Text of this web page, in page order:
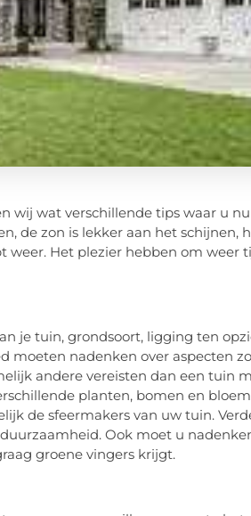
wij wat verschillende tips waar u
de zon is lekker aan het schijnen,
weer. Het plezier hebben om weer
je tuin, grondsoort, ligging ten
moeten nadenken over aspecten
andere vereisten dan een tuin
planten, bomen en
de sfeermakers van uw tuin.
Ook moet u
groene vingers krijgt.